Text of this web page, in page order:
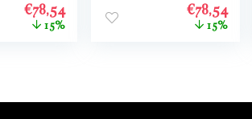
€78,54
15%
€78,54
15%